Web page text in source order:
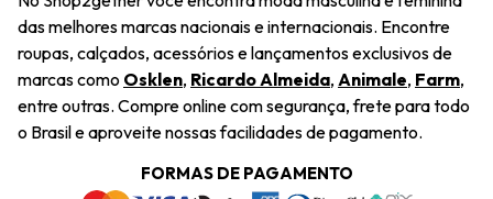
Saiu na Mídia
Sustentabilidade
Navegando
Troca Fácil
Restituição de Pagamento
Dúvidas Frequentes
Termos e Condições
das melhores marcas nacionais e internacionais. Encontre
roupas, calçados, acessórios e lançamentos exclusivos de
marcas como Osklen, Ricardo Almeida, Animale, Farm,
entre outras. Compre online com segurança, frete para todo
o Brasil e aproveite nossas facilidades de pagamento.
FORMAS DE PAGAMENTO